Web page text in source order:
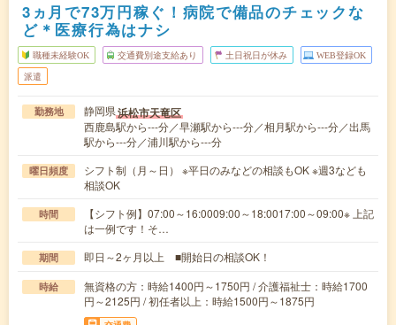
3ヵ月で73万円稼ぐ！病院で備品のチェックな
ど＊医療行為はナシ
職種未経験OK 交通費別途支給あり 土日祝日が休み WEB登録OK
派遣
勤務地 静岡県浜松市天竜区
西鹿島駅から---分／早瀬駅から---分／相月駅から---分／出馬
駅から---分／浦川駅から---分
曜日頻度
シフト制（月～日） ※平日のみなどの相談もOK ※週3なども
相談OK
時間
【シフト例】07:00～16:0009:00～18:0017:00～09:00※ 上記
は一例です！そ…
期間 即日～2ヶ月以上 ■開始日の相談OK！
時給
無資格の方：時給1400円～1750円 / 介護福祉士：時給1700
円～2125円 / 初任者以上：時給1500円～1875円